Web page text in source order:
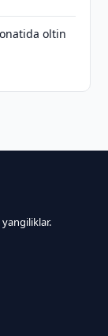
oltin